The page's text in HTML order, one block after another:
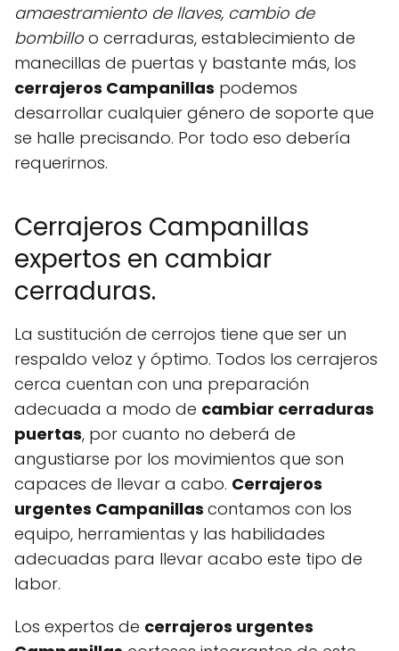
amaestramiento de llaves, cambio de
bombillo o cerraduras, establecimiento de
manecillas de puertas y bastante más, los
cerrajeros Campanillas podemos
desarrollar cualquier género de soporte que
se halle precisando. Por todo eso debería
requerirnos.
Cerrajeros Campanillas
expertos en cambiar
cerraduras.
La sustitución de cerrojos tiene que ser un
respaldo veloz y óptimo. Todos los cerrajeros
cerca cuentan con una preparación
adecuada a modo de cambiar cerraduras
puertas, por cuanto no deberá de
angustiarse por los movimientos que son
capaces de llevar a cabo. Cerrajeros
urgentes Campanillas contamos con los
equipo, herramientas y las habilidades
adecuadas para llevar acabo este tipo de
labor.
Los expertos de cerrajeros urgentes